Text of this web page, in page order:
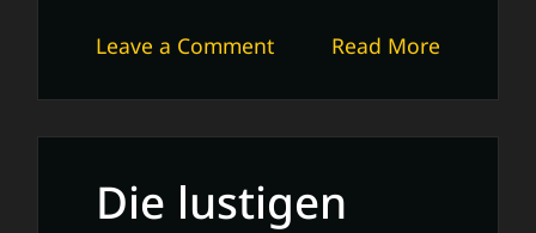
Read More
Leave a Commenton
Tagebuch
Hörspiel:
Spaß
Die lustigen